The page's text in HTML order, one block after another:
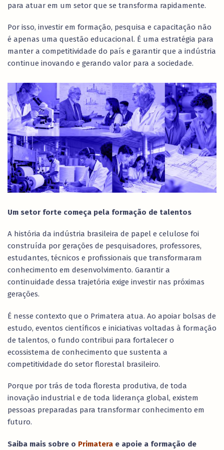
para atuar em um setor que se transforma rapidamente.
Por isso, investir em formação, pesquisa e capacitação não
é apenas uma questão educacional. É uma estratégia para
manter a competitividade do país e garantir que a indústria
continue inovando e gerando valor para a sociedade.
Um setor forte começa pela formação de talentos
A história da indústria brasileira de papel e celulose foi
construída por gerações de pesquisadores, professores,
estudantes, técnicos e profissionais que transformaram
conhecimento em desenvolvimento. Garantir a
continuidade dessa trajetória exige investir nas próximas
gerações.
É nesse contexto que o Primatera atua. Ao apoiar bolsas de
estudo, eventos científicos e iniciativas voltadas à formação
de talentos, o fundo contribui para fortalecer o
ecossistema de conhecimento que sustenta a
competitividade do setor florestal brasileiro.
Porque por trás de toda floresta produtiva, de toda
inovação industrial e de toda liderança global, existem
pessoas preparadas para transformar conhecimento em
futuro.
Saiba mais sobre o Primatera e apoie a formação de